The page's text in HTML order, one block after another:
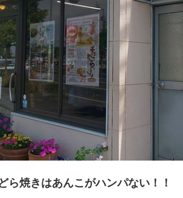
ら焼きはあんこがハンパない！！